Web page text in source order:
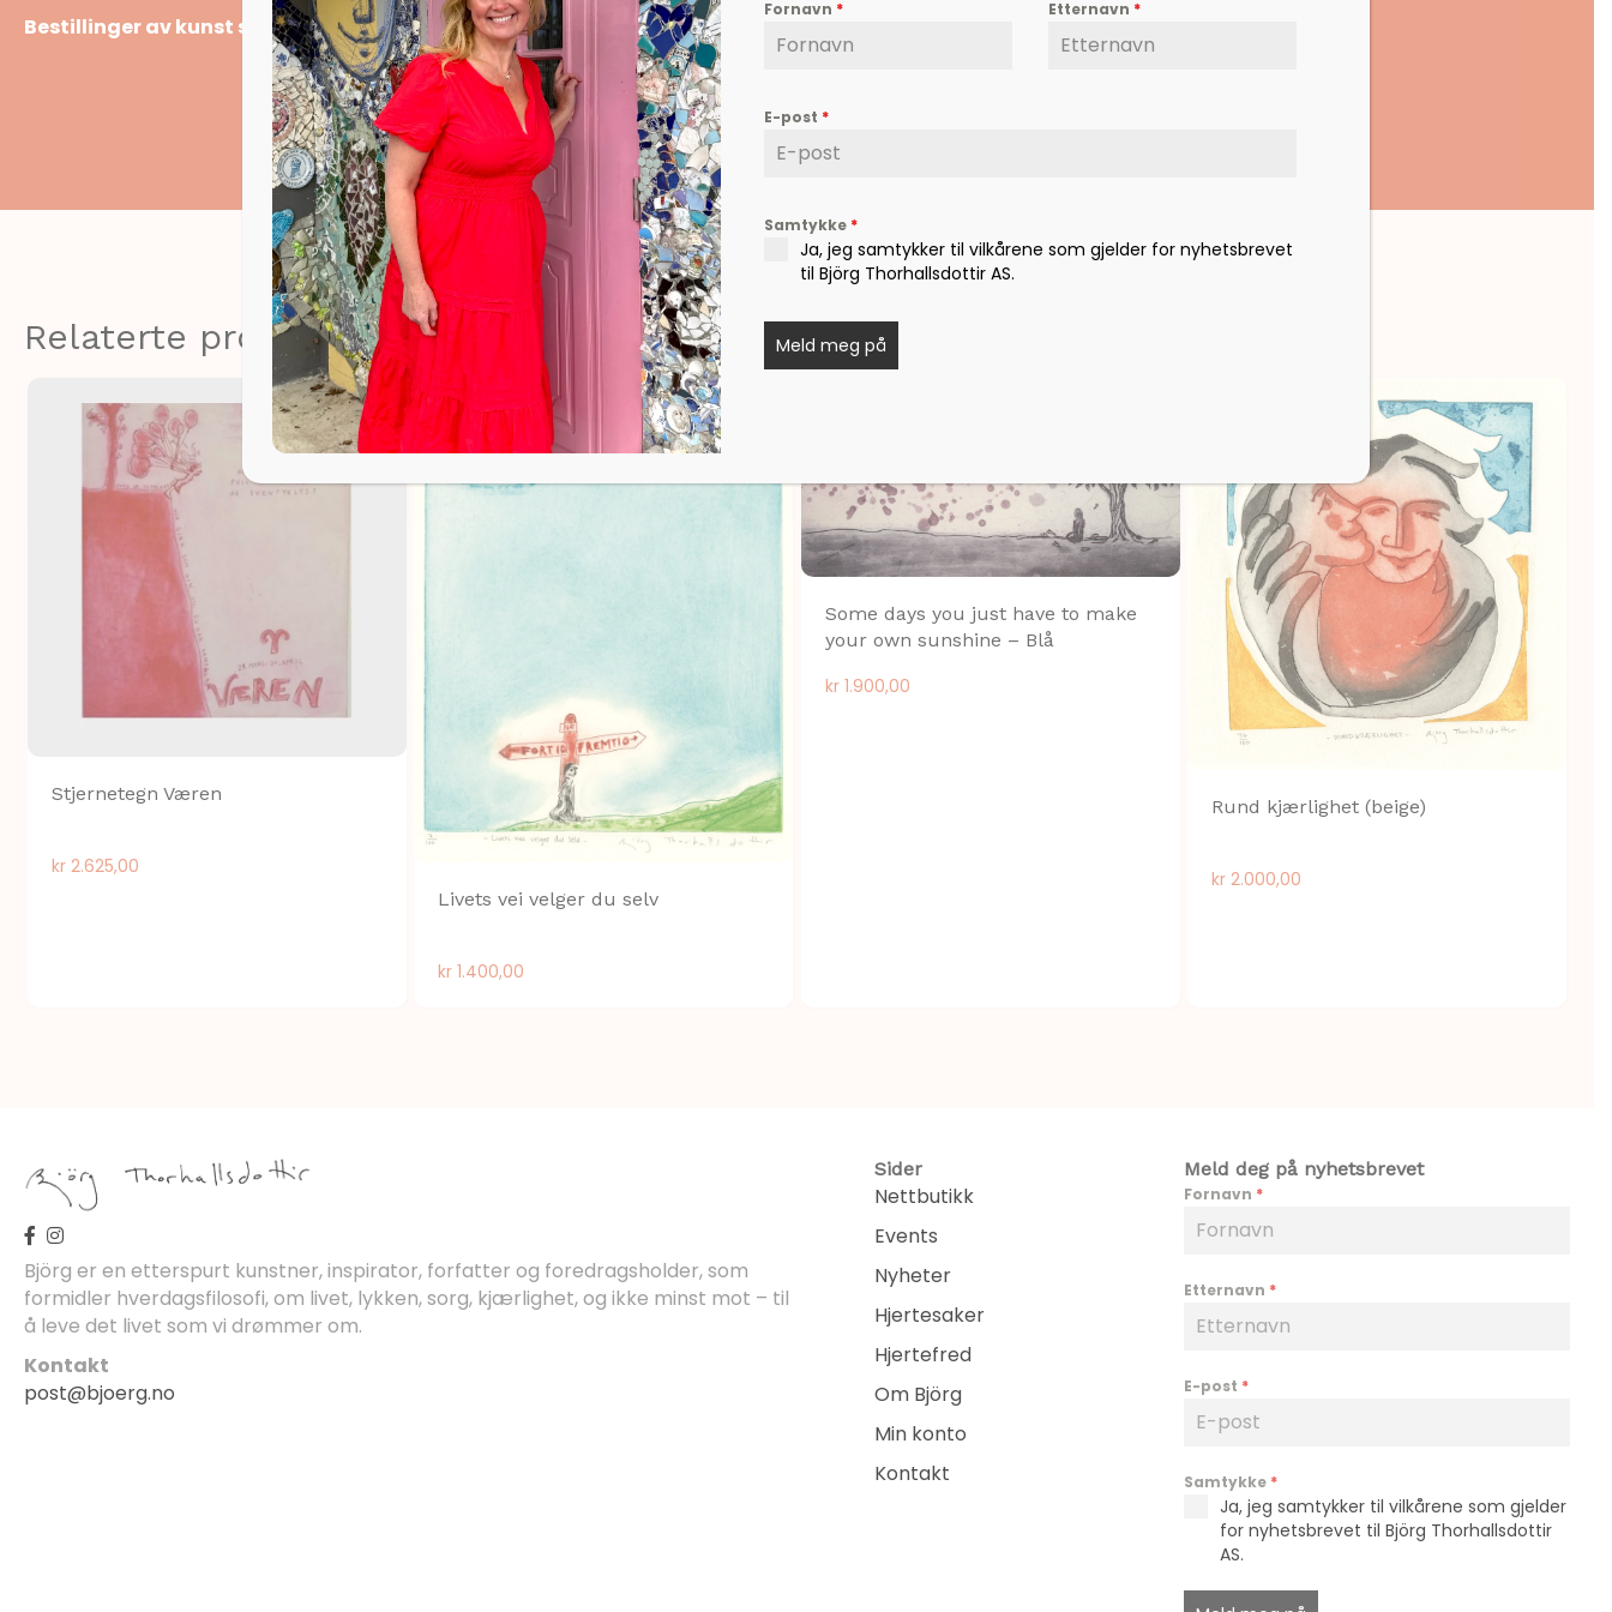
Bestillinger av kunst sendes ut f.o.m 25/1/25
Relaterte produkter
Stjernetegn Væren
kr 2.625,00
Livets vei velger du selv
kr 1.400,00
Some days you just have to make
your own sunshine – Blå
kr1.900,00
Rund kjærlighet (beige)
kr2.000,00
Björg er en etterspurt kunstner, inspirator, forfatter og foredragsholder, som
formidler hverdagsfilosofi, om livet, lykken, sorg, kjærlighet, og ikke minst mot – til
å leve det livet som vi drømmer om.
Kontakt
post@bjoerg.no
Sider
Nettbutikk
Events
Nyheter
Hjertesaker
Hjertefred
Om Björg
Min konto
Kontakt
Meld deg på nyhetsbrevet
Fornavn *
Etternavn *
E-post *
Samtykke *
Ja, jeg samtykker til vilkårene som gjelder
for nyhetsbrevet til Björg Thorhallsdottir
AS.
Fornavn * Etternavn *
E-post *
Samtykke *
Ja, jeg samtykker til vilkårene som gjelder for nyhetsbrevet
til Björg Thorhallsdottir AS.
Meld meg på